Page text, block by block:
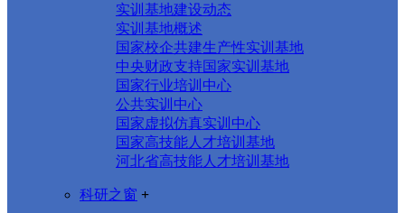
实训基地建设动态
实训基地概述
国家校企共建生产性实训基地
中央财政支持国家实训基地
国家行业培训中心
公共实训中心
国家虚拟仿真实训中心
国家高技能人才培训基地
河北省高技能人才培训基地
科研之窗 +